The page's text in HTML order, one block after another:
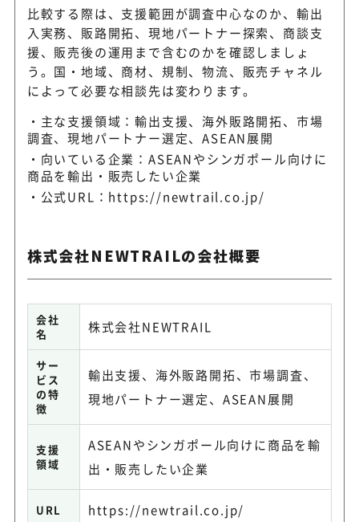
CMを支援
株式会社かいはつマネ
ジメント・コンサルテ
海外販路開拓・テストマーケ
サンプル輸出を支援
Arch Consulting L
td.
海外進出・販路開拓・輸出支
からサポート
株式会社CCイノベー
海外戦略策定から市場調査・
比較する際は、支援範囲が調査中心なのか、輸出
入実務、販路開拓、現地パートナー探索、商談支
援、販売後の運用まで含むのかを確認しましょ
う。国・地域、商材、規制、物流、販売チャネル
によって必要な相談先は変わります。
主な支援領域：輸出支援、海外販路開拓、市場
調査、現地パートナー選定、ASEAN展開
向いている企業：ASEANやシンガポール向けに
商品を輸出・販売したい企業
公式URL： https://newtrail.co.jp/
株式会社NEWTRAILの会社概要
会社
名
株式会社NEWTRAIL
サー
ビス
の特
徴
輸出支援、海外販路開拓、市場調査、
現地パートナー選定、ASEAN展開
支援
領域
ASEANやシンガポール向けに商品を輸
出・販売したい企業
URL https://newtrail.co.jp/